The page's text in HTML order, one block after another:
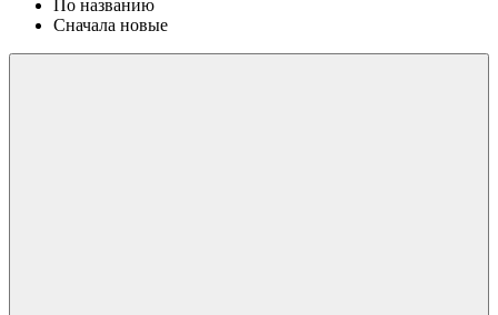
По названию
Сначала новые